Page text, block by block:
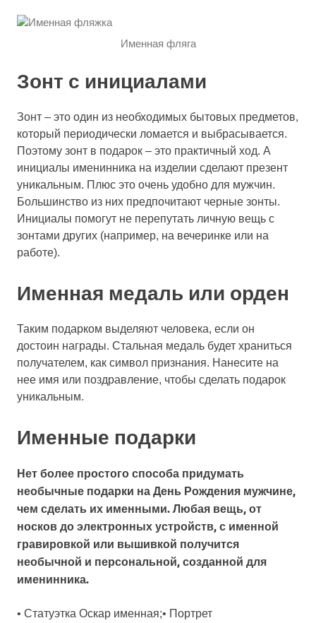
Именная фляга
Зонт с инициалами
Зонт – это один из необходимых бытовых предметов,
который периодически ломается и выбрасывается.
Поэтому зонт в подарок – это практичный ход. А
инициалы именинника на изделии сделают презент
уникальным. Плюс это очень удобно для мужчин.
Большинство из них предпочитают черные зонты.
Инициалы помогут не перепутать личную вещь с
зонтами других (например, на вечеринке или на
работе).
Именная медаль или орден
Таким подарком выделяют человека, если он
достоин награды. Стальная медаль будет храниться
получателем, как символ признания. Нанесите на
нее имя или поздравление, чтобы сделать подарок
уникальным.
Именные подарки
Нет более простого способа придумать
необычные подарки на День Рождения мужчине,
чем сделать их именными. Любая вещь, от
носков до электронных устройств, с именной
гравировкой или вышивкой получится
необычной и персональной, созданной для
именинника.
• Статуэтка Оскар именная;• Портрет